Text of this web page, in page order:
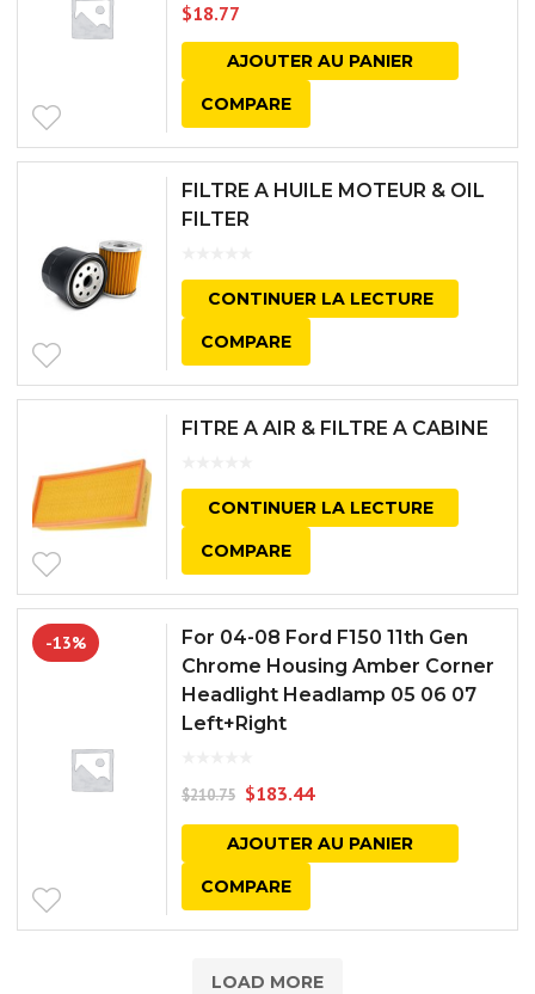
$18.77
AJOUTER AU PANIER
COMPARE
FILTRE A HUILE MOTEUR & OIL
FILTER
CONTINUER LA LECTURE
COMPARE
FITRE A AIR & FILTRE A CABINE
CONTINUER LA LECTURE
COMPARE
-13%
For 04-08 Ford F150 11th Gen
Chrome Housing Amber Corner
Headlight Headlamp 05 06 07
Left+Right
$210.75 $183.44
AJOUTER AU PANIER
COMPARE
LOAD MORE